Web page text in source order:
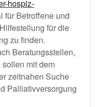
hospiz-
für Betroffene und
für die
zu finden.
Beratungsstellen,
mit dem
zeitnahen Suche
Palliativversorgung